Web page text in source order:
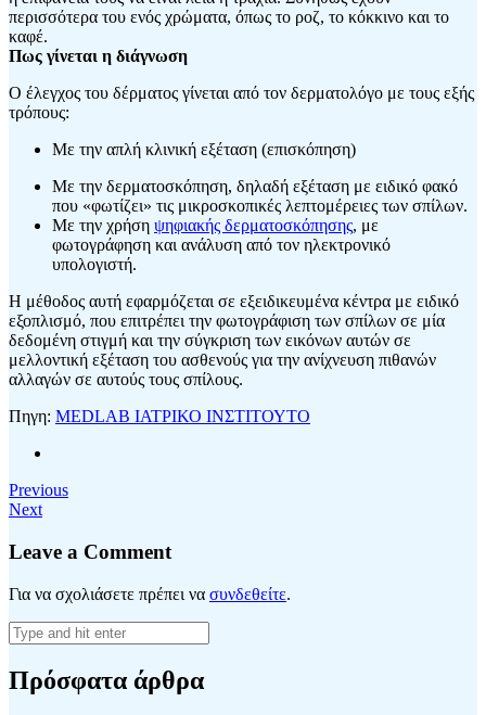
περισσότερα του ενός χρώματα, όπως το ροζ, το κόκκινο και το
καφέ.
Πως γίνεται η διάγνωση
Ο έλεγχος του δέρματος γίνεται από τον δερματολόγο με τους εξής
τρόπους:
Με την απλή κλινική εξέταση (επισκόπηση)
Με την δερματοσκόπηση, δηλαδή εξέταση με ειδικό φακό
που «φωτίζει» τις μικροσκοπικές λεπτομέρειες των σπίλων.
Με την χρήση ψηφιακής δερματοσκόπησης, με
φωτογράφηση και ανάλυση από τον ηλεκτρονικό
υπολογιστή.
Η μέθοδος αυτή εφαρμόζεται σε εξειδικευμένα κέντρα με ειδικό
εξοπλισμό, που επιτρέπει την φωτογράφιση των σπίλων σε μία
δεδομένη στιγμή και την σύγκριση των εικόνων αυτών σε
μελλοντική εξέταση του ασθενούς για την ανίχνευση πιθανών
αλλαγών σε αυτούς τους σπίλους.
Πηγη: MEDLAB ΙΑΤΡΙΚΟ ΙΝΣΤΙΤΟΥΤΟ
Previous
Next
Leave a Comment
Για να σχολιάσετε πρέπει να συνδεθείτε.
Πρόσφατα άρθρα